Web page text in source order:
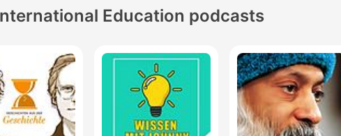
Education podcasts